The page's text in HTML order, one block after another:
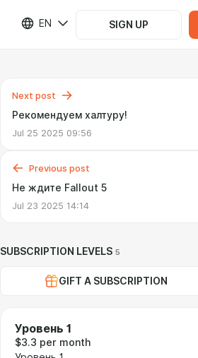
EN SIGN UP
Next post
Рекомендуем халтуру!
Jul 25 2025 09:56
Previous post
Не ждите Fallout 5
Jul 23 2025 14:14
SUBSCRIPTION LEVELS 5
GIFT A SUBSCRIPTION
Уровень 1
$3.3 per month